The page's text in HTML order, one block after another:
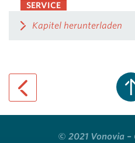
SERVICE
Kapitel herunterladen
© 2021 Vonovia –